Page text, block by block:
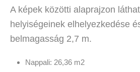
A képek közötti alaprajzon
helyiségeinek elhelyezkedése
belmagasság 2,7 m.
Nappali: 26,36 m2